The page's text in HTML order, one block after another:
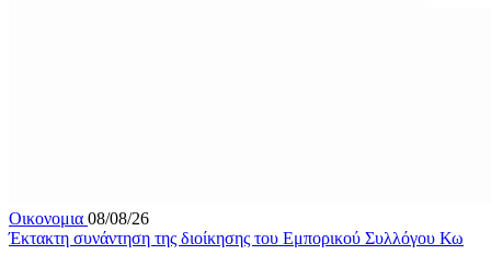
Οικονομια 08/08/26
Έκτακτη συνάντηση της διοίκησης του Εμπορικού Συλλόγου Κω